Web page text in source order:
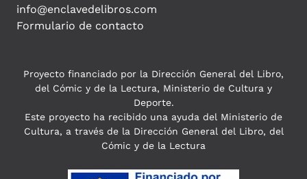
info@enclavedelibros.com
Formulario de contacto
Proyecto financiado por la Dirección General del Libro,
del Cómic y de la Lectura, Ministerio de Cultura y
Deporte.
Este proyecto ha recibido una ayuda del Ministerio de
Cultura, a través de la Dirección General del Libro, del
Cómic y de la Lectura